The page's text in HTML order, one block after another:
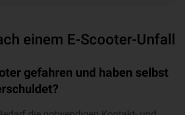
einem E-Scooter-Unfall
gefahren und haben selbst